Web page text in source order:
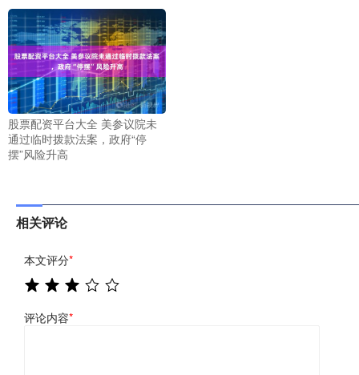
股票配资平台大全 美参议院未
通过临时拨款法案，政府“停
摆”风险升高
相关评论
本文评分*
评论内容*